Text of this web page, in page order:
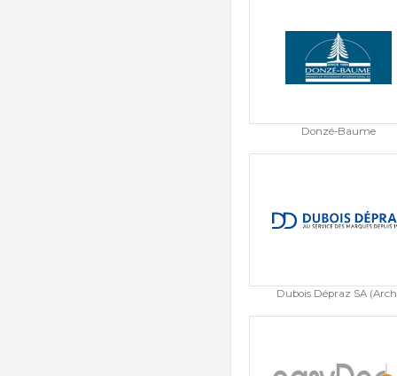
Donzé-Baume
Dubois Dépraz SA